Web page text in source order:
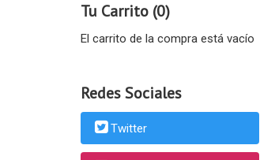
Tu Carrito (0)
El carrito de la compra está vacío
Redes Sociales
Twitter